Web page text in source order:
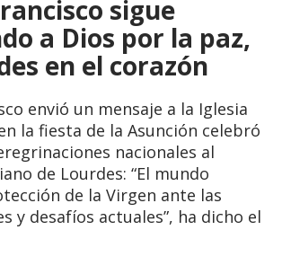
sigue
a Dios por la paz,
en el corazón
envió un mensaje a la Iglesia
la fiesta de la Asunción celebró
nacionales al
de Lourdes: “El mundo
de la Virgen ante las
y desafíos actuales”, ha dicho el